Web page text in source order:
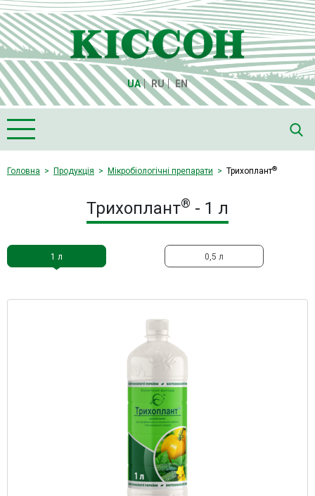
UA RU EN
Головна
Культури
Головна Продукція Мікробіологічні препарати Трихоплант®
Трихоплант® - 1 л
1 л 0,5 л